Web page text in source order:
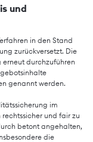
und
in den Stand
zurückversetzt. Die
durchzuführen
genannt werden.
im
und fair zu
betont angehalten,
die